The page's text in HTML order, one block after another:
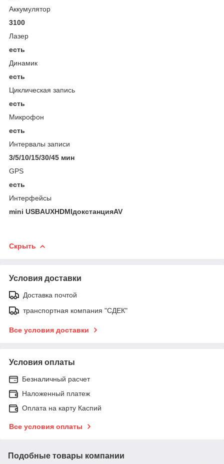
Аккумулятор
3100
Лазер
есть
Динамик
есть
Циклическая запись
есть
Микрофон
есть
Интервалы записи
3/5/10/15/30/45 мин
GPS
есть
Интерфейсы
mini USBAUXHDMIдокстанцияAV
Скрыть
Условия доставки
Доставка почтой
транспортная компания "СДЕК"
Все условия доставки
Условия оплаты
Безналичный расчет
Наложенный платеж
Оплата на карту Каспий
Все условия оплаты
Подобные товары компании